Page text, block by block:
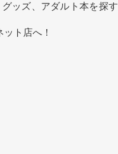
ッズ、アダルト本を探す
ト店へ！